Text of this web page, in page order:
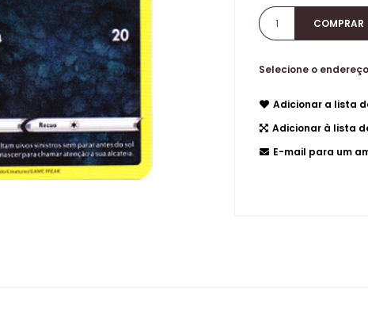
Selecione o
Adicionar a lista
Adicionar à lista
E-mail para um